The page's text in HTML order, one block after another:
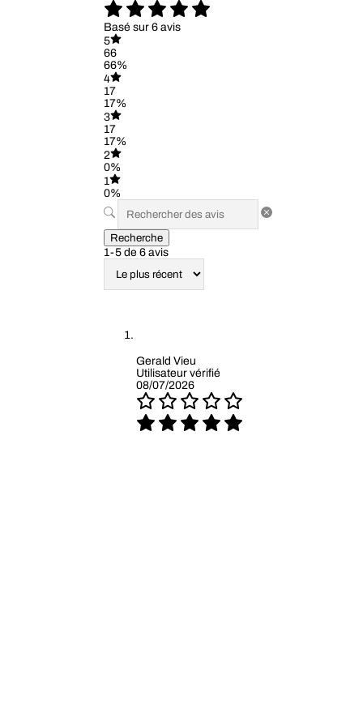
Basé sur 6 avis
5
66
66%
4
17
17%
3
17
17%
2
0%
1
0%
Recherche
1-5 de 6 avis
Gerald Vieu
Utilisateur vérifié
08/07/2026